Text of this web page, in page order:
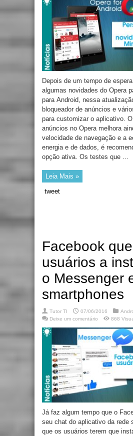
Depois de um tempo de
algumas novidades do Opera
para Android, nessa
bloqueador de anúncios e
para customizar o aplicativo.
anúncios no Opera melhora
velocidade de navegação e a
energia e de dados, é
opção ativa. Os testes que ...
Leia Mais »
tweet
Facebook
usuários a
o Messenger
smartphones
Tutor TI 07/06/2016
Deixe um comentário
868
Já faz algum tempo que o
seu chat do aplicativo da rede
que os usuários terem que